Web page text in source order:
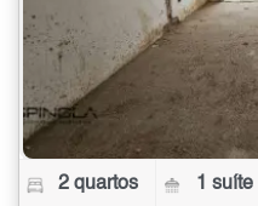
2 quartos 1 suíte